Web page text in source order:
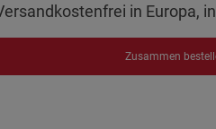
in Europa,
Zusammen